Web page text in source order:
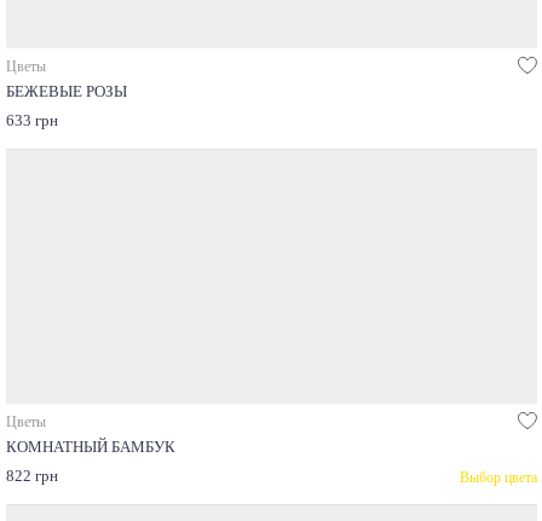
Цветы
БЕЖЕВЫЕ РОЗЫ
633 грн
Цветы
КОМНАТНЫЙ БАМБУК
822 грн
Выбор цвета